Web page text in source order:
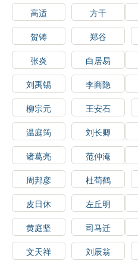
高适
方干
贺铸
郑谷
张炎
白居易
刘禹锡
李商隐
柳宗元
王安石
温庭筠
刘长卿
诸葛亮
范仲淹
周邦彦
杜荀鹤
皮日休
左丘明
黄庭坚
司马迁
文天祥
刘辰翁